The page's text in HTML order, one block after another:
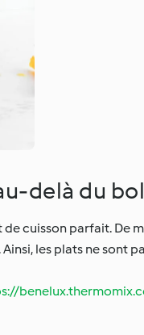
delà du
cuisson parfait. De
les plats ne sont